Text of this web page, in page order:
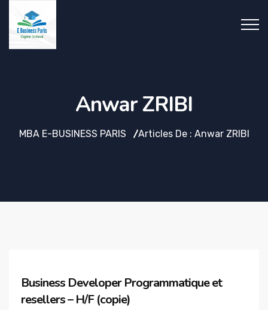
Anwar ZRIBI
MBA E-BUSINESS PARIS Articles De : Anwar ZRIBI
Business Developer Programmatique et
resellers – H/F (copie)